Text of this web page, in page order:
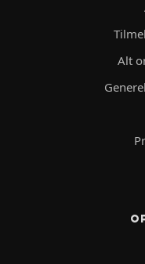
Alt